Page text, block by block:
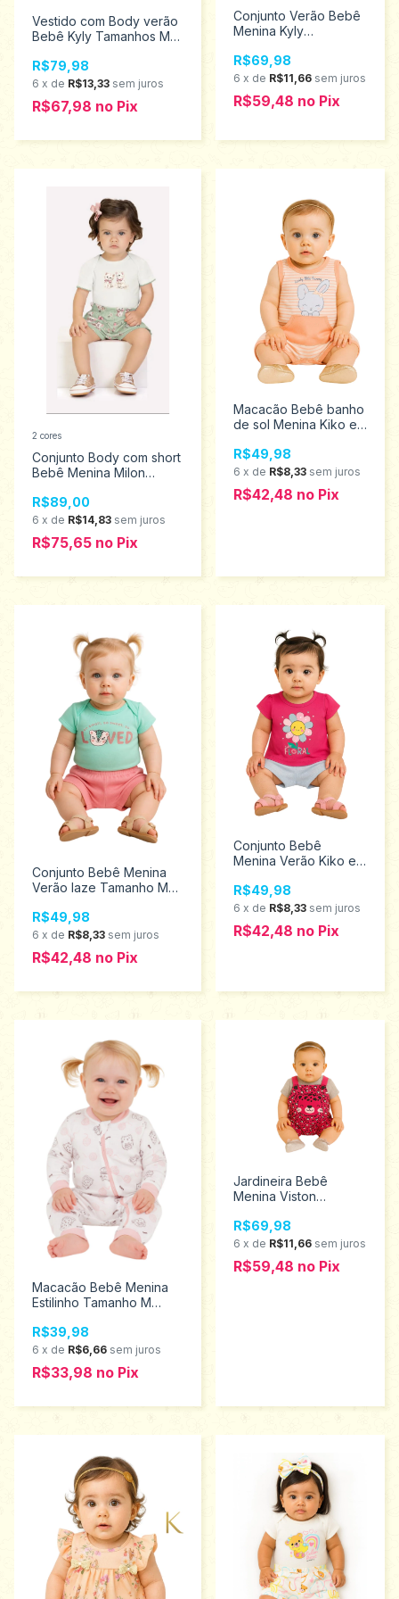
Vestido com Body verão
Bebê Kyly Tamanhos M
R$79,98
6 x de R$13,33 sem juros
R$67,98 no Pix
Conjunto Verão Bebê
Menina Kyly
1001452
R$69,98
6 x de R$11,66 sem juros
R$59,48 no Pix
Conjunto Body com short
Bebê Menina Milon
2001210
R$89,00
6 x de R$14,83 sem juros
R$75,65 no Pix
2 cores
Macacão Bebê banho
de sol Menina Kiko e
13504
R$49,98
6 x de R$8,33 sem juros
R$42,48 no Pix
Conjunto Bebê Menina
Verão Iaze Tamanho M
R$49,98
6 x de R$8,33 sem juros
R$42,48 no Pix
Conjunto Bebê
Menina Verão Kiko e
R$49,98
6 x de R$8,33 sem juros
R$42,48 no Pix
Macacão Bebê Menina
Estilinho Tamanho M
R$39,98
6 x de R$6,66 sem juros
R$33,98 no Pix
Jardineira Bebê
Menina Viston
R$69,98
6 x de R$11,66 sem juros
R$59,48 no Pix